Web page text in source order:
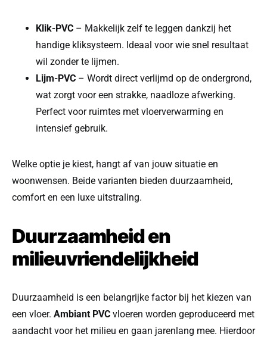
Klik-PVC – Makkelijk zelf te leggen dankzij het
handige kliksysteem. Ideaal voor wie snel resultaat
wil zonder te lijmen.
Lijm-PVC – Wordt direct verlijmd op de ondergrond,
wat zorgt voor een strakke, naadloze afwerking.
Perfect voor ruimtes met vloerverwarming en
intensief gebruik.
Welke optie je kiest, hangt af van jouw situatie en
woonwensen. Beide varianten bieden duurzaamheid,
comfort en een luxe uitstraling.
Duurzaamheid en
milieuvriendelijkheid
Duurzaamheid is een belangrijke factor bij het kiezen van
een vloer. Ambiant PVC vloeren worden geproduceerd met
aandacht voor het milieu en gaan jarenlang mee. Hierdoor